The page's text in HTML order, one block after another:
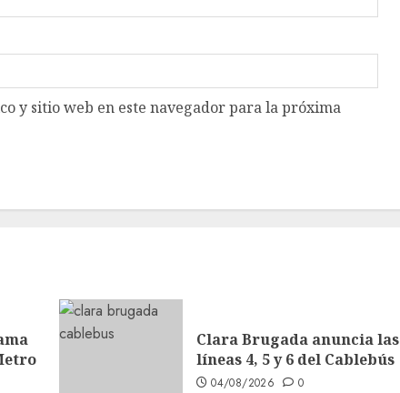
y sitio web en este navegador para la próxima
Clara Brugada anuncia las
líneas 4, 5 y 6 del Cablebús
04/08/2026 0